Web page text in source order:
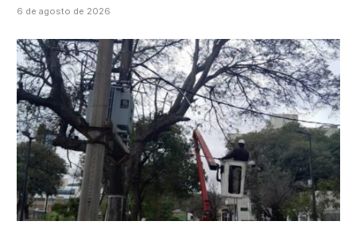
6 de agosto de 2026